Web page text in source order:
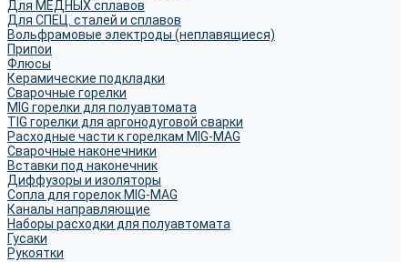
Для МЕДНЫХ сплавов
Для СПЕЦ. сталей и сплавов
Вольфрамовые электроды (неплавящиеся)
Припои
Флюсы
Керамические подкладки
Сварочные горелки
MIG горелки для полуавтомата
TIG горелки для аргонодуговой сварки
Расходные части к горелкам MIG-MAG
Сварочные наконечники
Вставки под наконечник
Диффузоры и изоляторы
Сопла для горелок MIG-MAG
Каналы направляющие
Наборы расходки для полуавтомата
Гусаки
Рукоятки